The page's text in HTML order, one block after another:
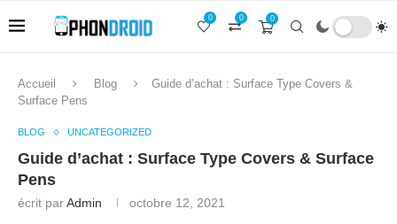
0
0
0
Accueil Blog
Guide d’achat : Surface Type Covers &
Surface Pens
BLOG UNCATEGORIZED
Guide d’achat : Surface Type Covers & Surface
Pens
écrit parAdmin octobre 12, 2021